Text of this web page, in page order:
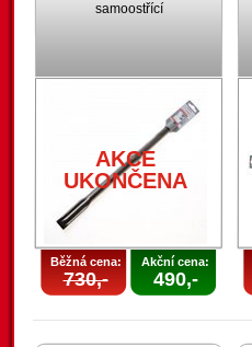
samoostřící
AKCE
UKONČENA
Běžná cena:
730,-
Akční cena:
490,-